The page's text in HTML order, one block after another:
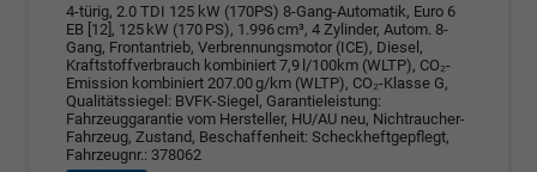
4-türig, 2.0 TDI 125 kW (170PS) 8-Gang-Automatik, Euro 6
EB [12], 125 kW (170 PS), 1.996 cm³, 4 Zylinder, Autom. 8-
Gang, Frontantrieb, Verbrennungsmotor (ICE), Diesel,
Kraftstoffverbrauch kombiniert 7,9 l/100km (WLTP), CO₂-
Emission kombiniert 207.00 g/km (WLTP), CO₂-Klasse G,
Qualitätssiegel: BVFK-Siegel, Garantieleistung:
Fahrzeuggarantie vom Hersteller, HU/AU neu, Nichtraucher-
Fahrzeug, Zustand, Beschaffenheit: Scheckheftgepflegt,
Fahrzeugnr.: 378062